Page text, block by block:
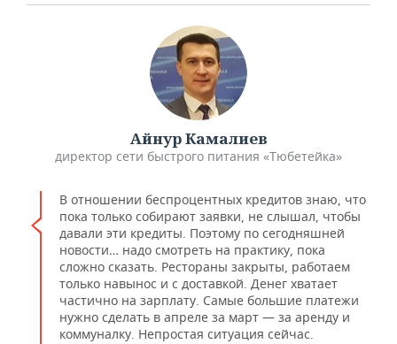
Айнур Камалиев
директор сети быстрого питания «Тюбетейка»
В отношении беспроцентных кредитов знаю, что
пока только собирают заявки, не слышал, чтобы
давали эти кредиты. Поэтому по сегодняшней
новости… надо смотреть на практику, пока
сложно сказать. Рестораны закрыты, работаем
только навынос и с доставкой. Денег хватает
частично на зарплату. Самые большие платежи
нужно сделать в апреле за март — за аренду и
коммуналку. Непростая ситуация сейчас.